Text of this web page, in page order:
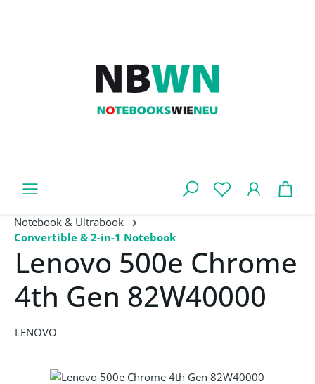
Notebook & Ultrabook
Convertible & 2-in-1 Notebook
Lenovo 500e Chrome
4th Gen 82W40000
LENOVO
Bildergalerie überspringen